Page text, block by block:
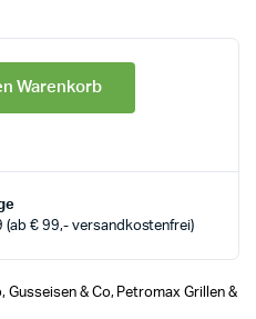
Warenkorb
(ab € 99,- versandkostenfrei)
, Gusseisen & Co, Petromax Grillen &